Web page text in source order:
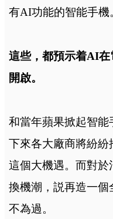
有AI功能的智能手機
這些，都預示着AI
開啟。
和當年蘋果掀起智
下來各大廠商將紛
這個大機遇。而對
換機潮，説再造一
不為過。